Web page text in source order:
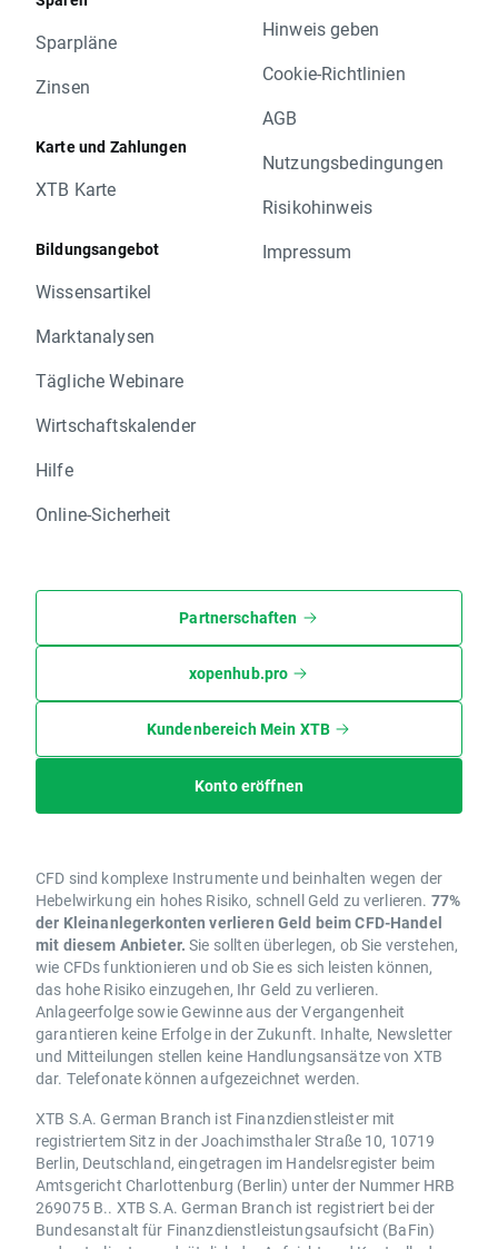
Sparpläne
Zinsen
Karte und Zahlungen
XTB Karte
Bildungsangebot
Wissensartikel
Marktanalysen
Tägliche Webinare
Wirtschaftskalender
Hilfe
Online-Sicherheit
Hinweis geben
Cookie-Richtlinien
AGB
Nutzungsbedingungen
Risikohinweis
Impressum
Partnerschaften
xopenhub.pro
Kundenbereich Mein XTB
Konto eröffnen
CFD sind komplexe Instrumente und beinhalten wegen der
Hebelwirkung ein hohes Risiko, schnell Geld zu verlieren. 77%
der Kleinanlegerkonten verlieren Geld beim CFD-Handel
mit diesem Anbieter. Sie sollten überlegen, ob Sie verstehen,
wie CFDs funktionieren und ob Sie es sich leisten können,
das hohe Risiko einzugehen, Ihr Geld zu verlieren.
Anlageerfolge sowie Gewinne aus der Vergangenheit
garantieren keine Erfolge in der Zukunft. Inhalte, Newsletter
und Mitteilungen stellen keine Handlungsansätze von XTB
dar. Telefonate können aufgezeichnet werden.
XTB S.A. German Branch ist Finanzdienstleister mit
registriertem Sitz in der Joachimsthaler Straße 10, 10719
Berlin, Deutschland, eingetragen im Handelsregister beim
Amtsgericht Charlottenburg (Berlin) unter der Nummer HRB
269075 B.. XTB S.A. German Branch ist registriert bei der
Bundesanstalt für Finanzdienstleistungsaufsicht (BaFin)